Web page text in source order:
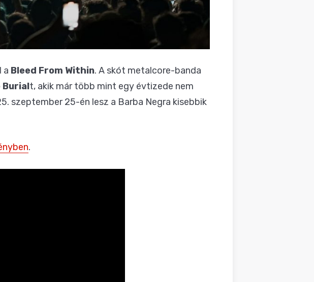
a Bleed From Within. A skót metalcore-banda
t, akik már több mint egy évtizede nem
szeptember 25-én lesz a Barba Negra kisebbik
.